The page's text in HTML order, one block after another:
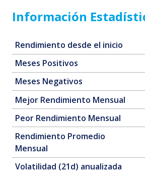
Información
Rendimiento desde el inicio
Meses Positivos
Meses Negativos
Mejor Rendimiento Mensual
Peor Rendimiento Mensual
Rendimiento Promedio
Mensual
Volatilidad (21d) anualizada